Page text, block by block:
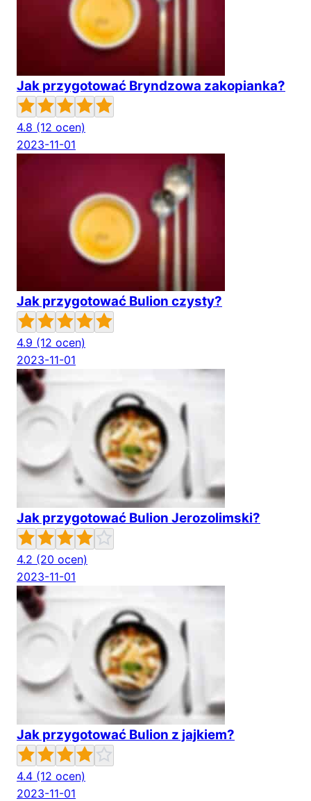
Jak przygotować Bryndzowa zakopianka?
4.8 (12 ocen)
2023-11-01
Jak przygotować Bulion czysty?
4.9 (12 ocen)
2023-11-01
Jak przygotować Bulion Jerozolimski?
4.2 (20 ocen)
2023-11-01
Jak przygotować Bulion z jajkiem?
4.4 (12 ocen)
2023-11-01